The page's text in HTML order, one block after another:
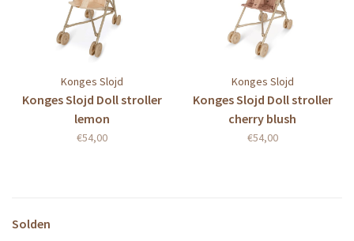
Konges Slojd
Konges Slojd Doll stroller
lemon
€54,00
Konges Slojd
Konges Slojd Doll stroller
cherry blush
€54,00
Solden